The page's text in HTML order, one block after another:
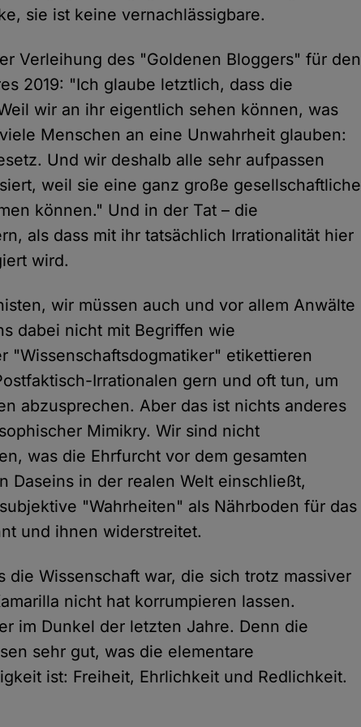
sie ist keine vernachlässigbare.
Verleihung des "Goldenen Bloggers" für den
2019: "Ich glaube letztlich, dass die
wir an ihr eigentlich sehen können, was
Menschen an eine Unwahrheit glauben:
Und wir deshalb alle sehr aufpassen
weil sie eine ganz große gesellschaftliche
können." Und in der Tat – die
als dass mit ihr tatsächlich Irrationalität hier
wird.
wir müssen auch und vor allem Anwälte
dabei nicht mit Begriffen wie
"Wissenschaftsdogmatiker" etikettieren
Irrationalen gern und oft tun, um
abzusprechen. Aber das ist nichts anderes
Mimikry. Wir sind nicht
was die Ehrfurcht vor dem gesamten
Daseins in der realen Welt einschließt,
"Wahrheiten" als Nährboden für das
und ihnen widerstreitet.
die Wissenschaft war, die sich trotz massiver
nicht hat korrumpieren lassen.
im Dunkel der letzten Jahre. Denn die
sehr gut, was die elementare
ist: Freiheit, Ehrlichkeit und Redlichkeit.